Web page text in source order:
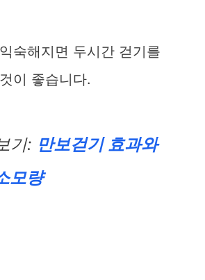
숙해지면 두시간 걷기를
이 좋습니다.
기: 만보걷기 효과와
모량